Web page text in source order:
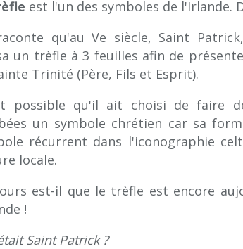
est l'un des symboles de l'Irlande.
qu'au Ve siècle, Saint
un trèfle à 3 feuilles afin de
Trinité (Père, Fils et Esprit).
possible qu'il ait choisi de faire
un symbole chrétien car sa
récurrent dans l'iconographie
locale.
est-il que le trèfle est encore
!
Saint Patrick ?